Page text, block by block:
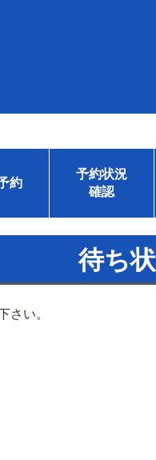
約
予約状況
確認
待ち
さい。